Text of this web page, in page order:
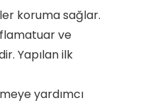
koruma sağlar.
ve
Yapılan ilk
yardımcı